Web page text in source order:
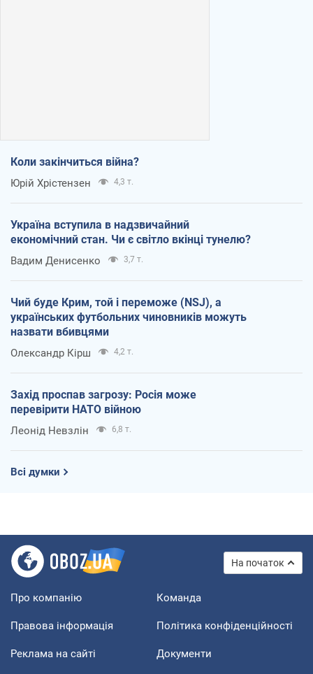
Коли закінчиться війна?
Юрій Хрістензен 4,3 т.
Україна вступила в надзвичайний
економічний стан. Чи є світло вкінці тунелю?
Вадим Денисенко 3,7 т.
Чий буде Крим, той і переможе (NSJ), а
українських футбольних чиновників можуть
назвати вбивцями
Олександр Кірш 4,2 т.
Захід проспав загрозу: Росія може
перевірити НАТО війною
Леонід Невзлін 6,8 т.
Всі думки
На початок
Про компанію Команда
Правова інформація Політика конфіденційності
Реклама на сайті Документи